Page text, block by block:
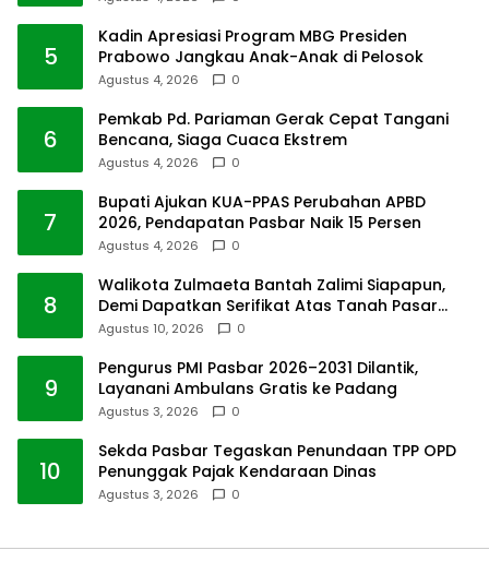
5
Kadin Apresiasi Program MBG Presiden
Prabowo Jangkau Anak-Anak di Pelosok
Agustus 4, 2026 0
6
Pemkab Pd. Pariaman Gerak Cepat Tangani
Bencana, Siaga Cuaca Ekstrem
Agustus 4, 2026 0
7
Bupati Ajukan KUA-PPAS Perubahan APBD
2026, Pendapatan Pasbar Naik 15 Persen
Agustus 4, 2026 0
8
Walikota Zulmaeta Bantah Zalimi Siapapun,
Demi Dapatkan Serifikat Atas Tanah Pasar
Payakumbuh
Agustus 10, 2026 0
9
Pengurus PMI Pasbar 2026–2031 Dilantik,
Layanani Ambulans Gratis ke Padang
Agustus 3, 2026 0
10
Sekda Pasbar Tegaskan Penundaan TPP OPD
Penunggak Pajak Kendaraan Dinas
Agustus 3, 2026 0